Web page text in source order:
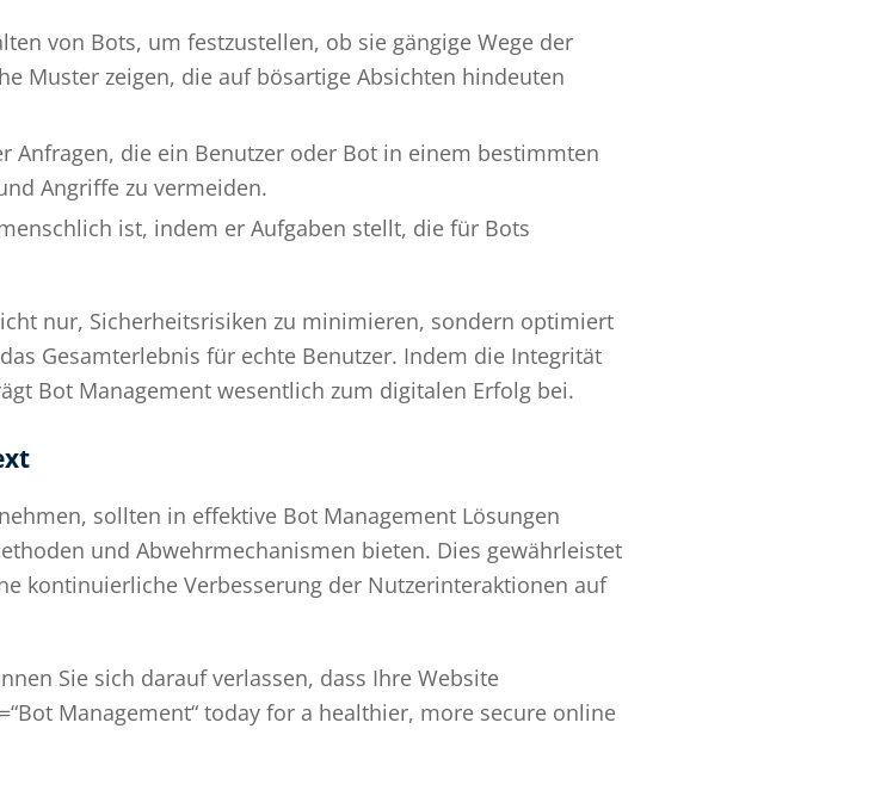
von Bots, um festzustellen, ob sie gängige Wege der
Muster zeigen, die auf bösartige Absichten hindeuten
Anfragen, die ein Benutzer oder Bot in einem bestimmten
Angriffe zu vermeiden.
ist, indem er Aufgaben stellt, die für Bots
nur, Sicherheitsrisiken zu minimieren, sondern optimiert
Gesamterlebnis für echte Benutzer. Indem die Integrität
Bot Management wesentlich zum digitalen Erfolg bei.
sollten in effektive Bot Management Lösungen
und Abwehrmechanismen bieten. Dies gewährleistet
kontinuierliche Verbesserung der Nutzerinteraktionen auf
Sie sich darauf verlassen, dass Ihre Website
Management“ today for a healthier, more secure online